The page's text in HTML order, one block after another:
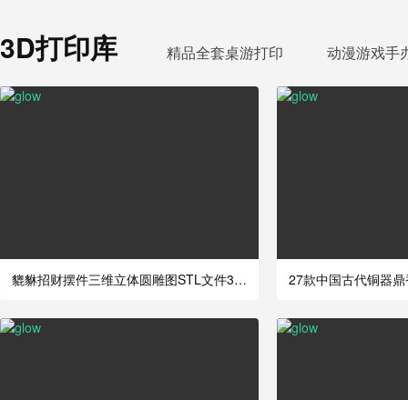
3D打印库 精品全套桌游打印 动漫游戏手
貔貅招财摆件三维立体圆雕图STL文件3D打印